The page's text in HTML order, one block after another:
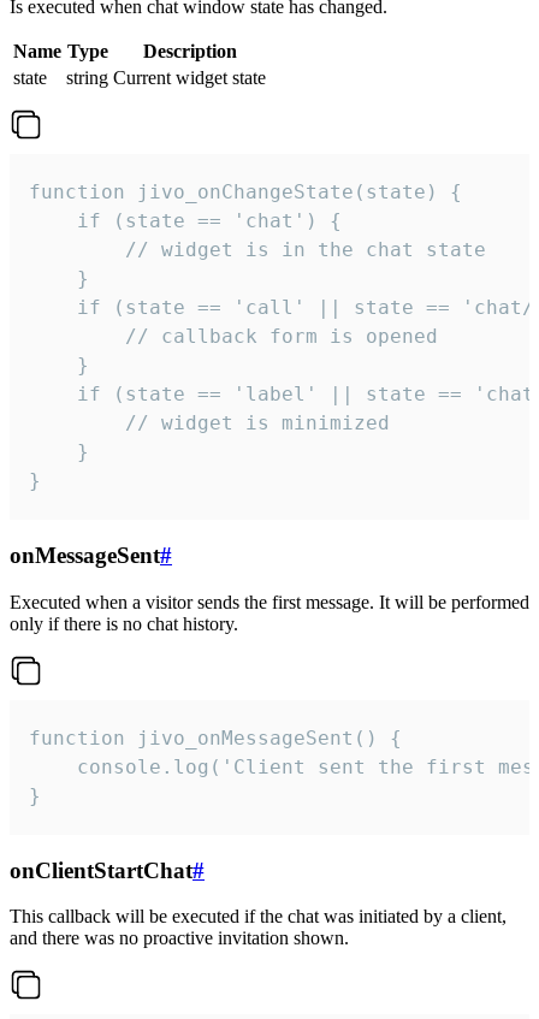
Is executed when chat window state has changed.
Name Type
Description
state
string Current widget state
function jivo_onChangeState(state) {
    if (state == 'chat') {
        // widget is in the chat state
    }
if (state == 'call' || state ==
        // callback form is opened
    }
if (state == 'label' || state ==
        // widget is minimized
    }
}
onMessageSent#
Executed when a visitor sends the first message. It will be performed
only if there is no chat history.
function jivo_onMessageSent() {
console.log('Client sent the first
}
onClientStartChat#
This callback will be executed if the chat was initiated by a client,
and there was no proactive invitation shown.